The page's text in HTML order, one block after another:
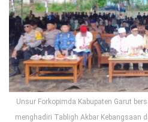
Unsur Forkopimda Kabupaten Garut
menghadiri Tabligh Akbar Kebangsaan